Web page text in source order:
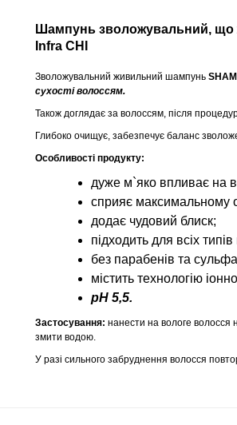
Шампунь зволожувальний, що
Infra CHI
Зволожувальний живильний шампунь
сухості волоссям.
Також доглядає за волоссям, після
Глибоко очищує, забезпечує баланс
Особливості продукту:
дуже м`яко впливає на
сприяє максимальному
додає чудовий блиск;
підходить для всіх
без парабенів та
містить технологію
pH 5,5.
Застосування: нанести на вологе волосся
змити водою.
У разі сильного забруднення волосся